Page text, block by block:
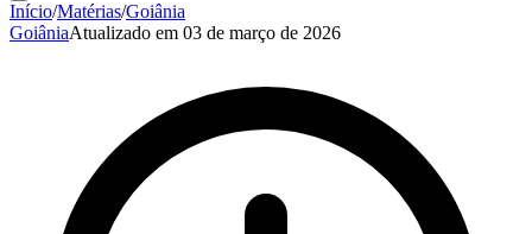
Início/Matérias/Goiânia
GoiâniaAtualizado em 03 de março de 2026